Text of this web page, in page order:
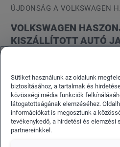
ÚJDONSÁG A VOLKSWAGEN
VOLKSWAGEN
KISZÁLLÍTOTT AUTÓ
adatait figyelembe véve 34
ki 2018 első hónapjában. Ez
mint a megelőző hónap
a T6 kiszállításoknak a
összefüggő ideiglenes
Sütiket használunk az oldalunk
biztosításához, a tartalmak és
közösségi média funkciók
látogatottságának elemzéséhez.
információkat is megosztunk a
tevékenykedő, a hirdetési és elemzési
partnereinkkel.